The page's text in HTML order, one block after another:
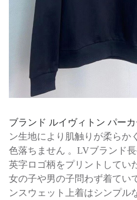
ブランド ルイヴィトン パー
ン生地により肌触りが柔らか
色落ちません 。LVブランド
英字ロゴ柄をプリントしてい
女の子や男の子問わず着てい
ンスウェット上着はシンプル